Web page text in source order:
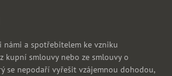
námi a spotřebitelem ke vzniku
kupní smlouvy nebo ze smlouvy o
se nepodaří vyřešit vzájemnou dohodou,